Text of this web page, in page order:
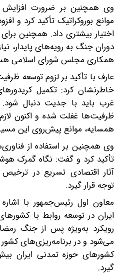
وی همچنین بر ضرورت افزایش
موانع بوروکراتیک تأکید کرد و
اختیار بیشتری داد. همچنین
دوران جنگ به رویه‌های پایدار،
همکاری مجلس شورای اسلامی
عارف با تأکید بر لزوم توسعه
خاطرنشان کرد: تکمیل
غرب باید با جدیت دنبال
ظرفیت‌ها غفلت شده و اکنون
همسایه، موانع پیش‌روی این
وی همچنین بر استفاده از
تأکید کرد و گفت: نگاه گمرک
آثار اقتصادی تسریع در
توجه قرار گیرد.
معاون اول رئیس‌جمهور با
ایران در توسعه روابط با
رویکرد به‌ویژه پس از جنگ
می‌شود و در برنامه‌ریزی‌های
کشورهای حوزه تمدنی ایران
گیرد.